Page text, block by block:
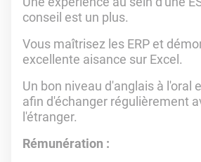
conseil est un plus.
Vous maîtrisez les ERP et
excellente aisance sur Excel.
Un bon niveau d'anglais à l'oral
afin d'échanger régulièrement
l'étranger.
Rémunération :